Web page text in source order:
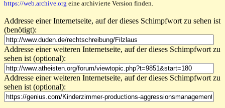
https://web.archive.org eine archivierte Version finden.
Addresse einer Internetseite, auf der dieses Schimpfwort zu sehen ist
(benötigt):
Addresse einer weiteren Internetseite, auf der dieses Schimpfwort zu
sehen ist (optional):
Addresse einer weiteren Internetseite, auf der dieses Schimpfwort zu
sehen ist (optional):